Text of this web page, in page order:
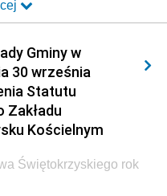
i Budownictwa
Wewnętrznych i
i Szkolnictwa
Gminy w
30 września
Statutu
Zakładu
Kościelnym
Świętokrzyskiego rok